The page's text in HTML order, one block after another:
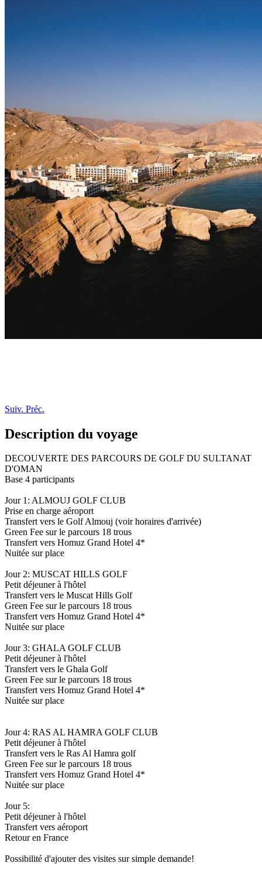
Suiv. Préc.
Description du voyage
DECOUVERTE DES PARCOURS DE GOLF DU SULTANAT
D'OMAN
Base 4 participants
Jour 1: ALMOUJ GOLF CLUB
Prise en charge aéroport
Transfert vers le Golf Almouj (voir horaires d'arrivée)
Green Fee sur le parcours 18 trous
Transfert vers Homuz Grand Hotel 4*
Nuitée sur place
Jour 2: MUSCAT HILLS GOLF
Petit déjeuner à l'hôtel
Transfert vers le Muscat Hills Golf
Green Fee sur le parcours 18 trous
Transfert vers Homuz Grand Hotel 4*
Nuitée sur place
Jour 3: GHALA GOLF CLUB
Petit déjeuner à l'hôtel
Transfert vers le Ghala Golf
Green Fee sur le parcours 18 trous
Transfert vers Homuz Grand Hotel 4*
Nuitée sur place
Jour 4: RAS AL HAMRA GOLF CLUB
Petit déjeuner à l'hôtel
Transfert vers le Ras Al Hamra golf
Green Fee sur le parcours 18 trous
Transfert vers Homuz Grand Hotel 4*
Nuitée sur place
Jour 5:
Petit déjeuner à l'hôtel
Transfert vers aéroport
Retour en France
Possibilité d'ajouter des visites sur simple demande!